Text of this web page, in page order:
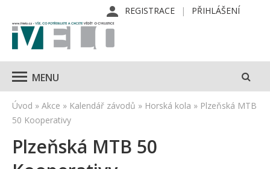
REGISTRACE PŘIHLÁŠENÍ
MENU
Úvod » Akce » Kalendář závodů » Horská kola » Plzeňská MTB
50 Kooperativy
Plzeňská MTB 50